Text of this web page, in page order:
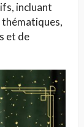
incluant
et de